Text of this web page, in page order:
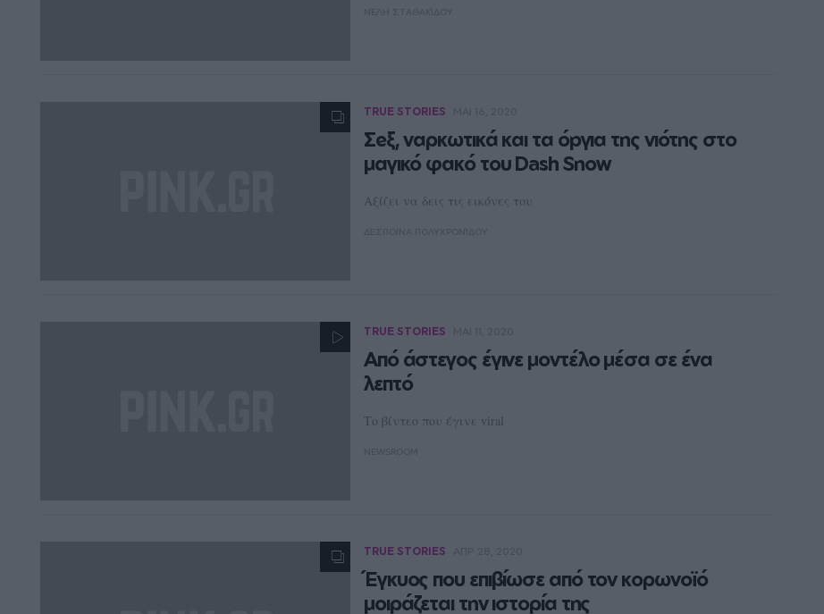
TRUE STORIES
Σeξ, ναρκωτικά και τα όpγια της νιότης στο
μαγικό φακό του Dash Snow
Αξίζει να δεις τις εικόνες του
TRUE STORIES
Από άστεγος έγινε μοντέλο μέσα σε ένα
λεπτό
Το βίντεο που έγινε viral
TRUE STORIES
Έγκυος που επιβίωσε από τον κορωνοϊό
μοιράζεται την ιστορία της